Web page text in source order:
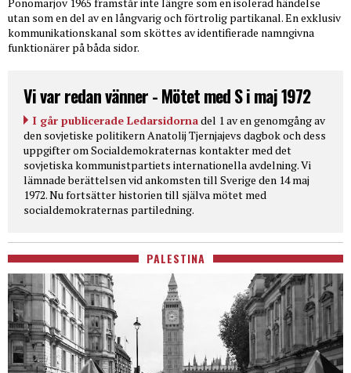
utan som en del av en långvarig och förtrolig partikanal. En exklusiv
kommunikationskanal som sköttes av identifierade namngivna
funktionärer på båda sidor.
Vi var redan vänner - Mötet med S i maj 1972
I går publicerade Ledarsidornadel 1 av en genomgång av
den sovjetiske politikern Anatolij Tjernjajevs dagbok och dess
uppgifter om Socialdemokraternas kontakter med det
sovjetiska kommunistpartiets internationella avdelning. Vi
lämnade berättelsen vid ankomsten till Sverige den 14 maj
1972. Nu fortsätter historien till själva mötet med
socialdemokraternas partiledning.
PALESTINA